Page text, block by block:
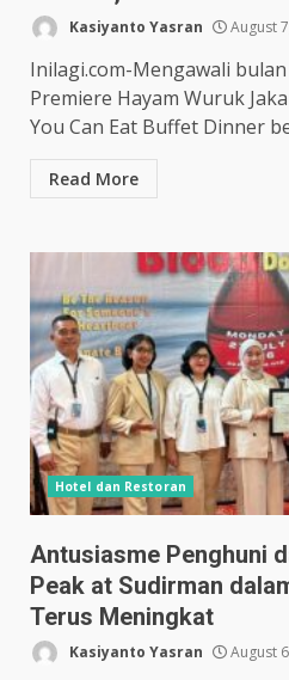
Kasiyanto Yasran August
Inilagi.com-Mengawali
Premiere Hayam Wuruk
You Can Eat Buffet Dinner
Read More
Hotel dan Restoran
Antusiasme Penghuni
Peak at Sudirman
Terus Meningkat
Kasiyanto Yasran August